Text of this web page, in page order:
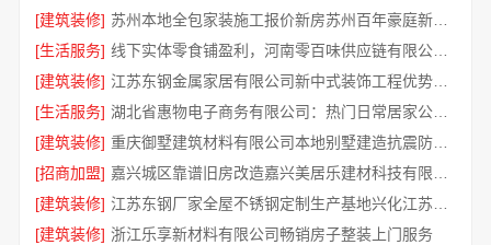
[建筑装修]
苏州本地全包家装施工报价新房苏州百年豪庭新材料有限公司
[生活服务]
线下实体零食铺盈利，河南零百味供应链有限公司全域增收
[建筑装修]
江苏东钢金属家居有限公司新中式装饰工程优势解析
[生活服务]
湖北省惠物电子商务有限公司：热门日常居家公司价格参考
[建筑装修]
重庆御墅建筑材料有限公司本地别墅建造抗震防风优惠
[招商加盟]
[建筑装修]
江苏东钢厂家全屋不锈钢定制生产基地兴化江苏东钢金属科技有限公司
[建筑装修] 浙江乐享新材料有限公司畅销房子整装上门服务